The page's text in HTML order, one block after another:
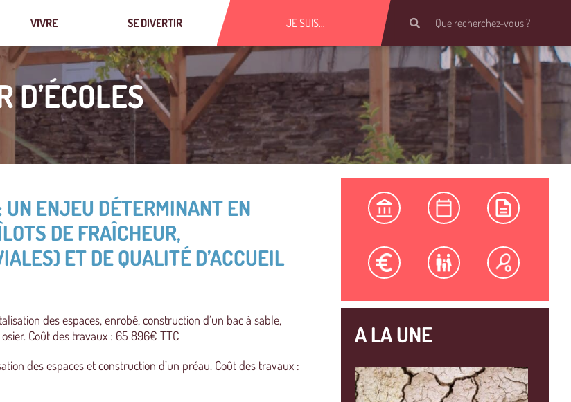
VIVRE SE DIVERTIR JE SUIS…
D’ÉCOLES
UN ENJEU DÉTERMINANT EN
DE FRAÎCHEUR,
ET DE QUALITÉ D’ACCUEIL
des espaces, enrobé, construction d’un bac à sable,
Coût des travaux : 65 896€ TTC
des espaces et construction d’un préau. Coût des travaux :
A LA UNE